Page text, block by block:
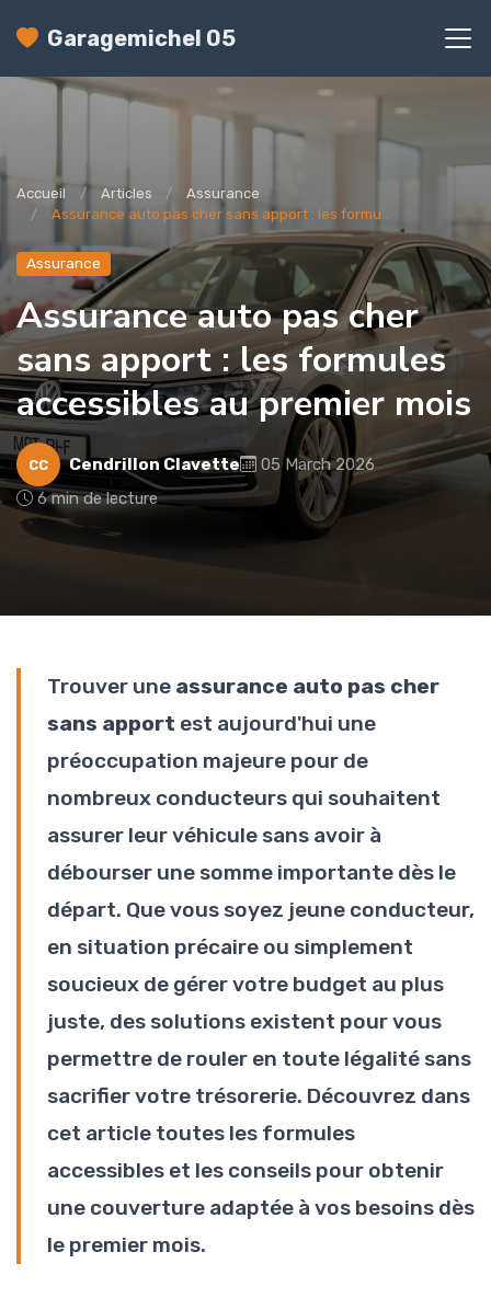
Garagemichel 05
Accueil Articles
Assurance
Assurance auto pas cher sans apport : les formu...
Assurance
Assurance auto pas cher
sans apport : les formules
accessibles au premier mois
CC Cendrillon Clavette
05 March 2026
6 min de lecture
Trouver une assurance auto pas cher
sans apport est aujourd'hui une
préoccupation majeure pour de
nombreux conducteurs qui souhaitent
assurer leur véhicule sans avoir à
débourser une somme importante dès le
départ. Que vous soyez jeune conducteur,
en situation précaire ou simplement
soucieux de gérer votre budget au plus
juste, des solutions existent pour vous
permettre de rouler en toute légalité sans
sacrifier votre trésorerie. Découvrez dans
cet article toutes les formules
accessibles et les conseils pour obtenir
une couverture adaptée à vos besoins dès
le premier mois.